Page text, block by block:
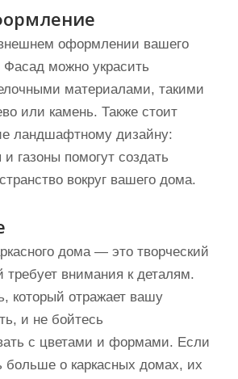
оформлении вашего
Фасад можно украсить
материалами, такими
или камень. Также стоит
ландшафтному дизайну:
газоны помогут создать
вокруг вашего дома.
дома — это творческий
требует внимания к деталям.
который отражает вашу
и не бойтесь
с цветами и формами. Если
больше о каркасных домах, их